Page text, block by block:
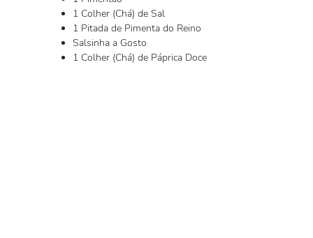
1 Colher (Chá) de Sal
1 Pitada de Pimenta do Reino
Salsinha a Gosto
1 Colher (Chá) de Páprica Doce